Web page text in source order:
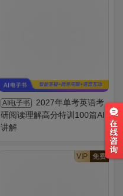
AI电子书
2027年单考英语考
研阅读理解高分特训100篇AI
讲解
VIP 免费